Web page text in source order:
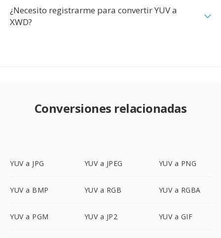
¿Necesito registrarme para convertir YUV a
XWD?
Conversiones relacionadas
YUV a JPG YUV a JPEG YUV a PNG
YUV a BMP YUV a RGB YUV a RGBA
YUV a PGM YUV a JP2 YUV a GIF